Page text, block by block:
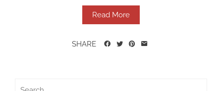
Read More
SHARE